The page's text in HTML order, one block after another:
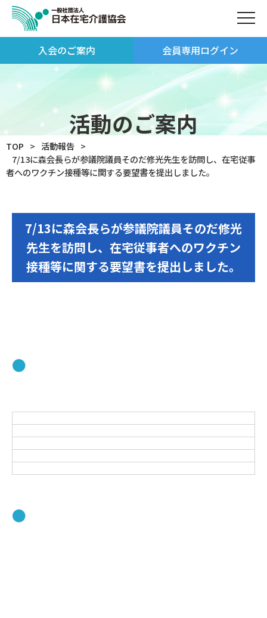
入会のご案内 会員専用ログイン
活動のご案内
TOP
活動報告
7/13に森会長らが参議院議員そのだ修光先生を訪問し、在宅従事
者へのワクチン接種等に関する要望書を提出しました。
7/13に森会長らが参議院議員そのだ修光
先生を訪問し、在宅従事者へのワクチン
接種等に関する要望書を提出しました。